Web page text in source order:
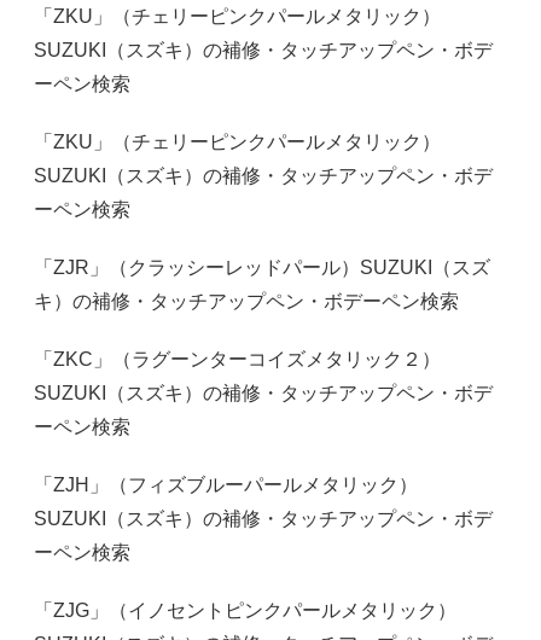
「ZKU」（チェリーピンクパールメタリック）
SUZUKI（スズキ）の補修・タッチアップペン・ボデ
ーペン検索
「ZKU」（チェリーピンクパールメタリック）
SUZUKI（スズキ）の補修・タッチアップペン・ボデ
ーペン検索
「ZJR」（クラッシーレッドパール）SUZUKI（スズ
キ）の補修・タッチアップペン・ボデーペン検索
「ZKC」（ラグーンターコイズメタリック２）
SUZUKI（スズキ）の補修・タッチアップペン・ボデ
ーペン検索
「ZJH」（フィズブルーパールメタリック）
SUZUKI（スズキ）の補修・タッチアップペン・ボデ
ーペン検索
「ZJG」（イノセントピンクパールメタリック）